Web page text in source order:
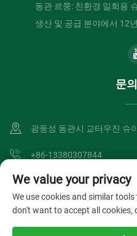
동관 르쭝: 친환경 일회용
생산 및 공급 분야에서 12
문
광둥성 동관시 교터우진 슈
+86-13380307844
[email protected]
저작권 © 동관 뤼종 산업 유한회사.
We value your privacy
We use cookies and similar
don't want to accept all cookies,